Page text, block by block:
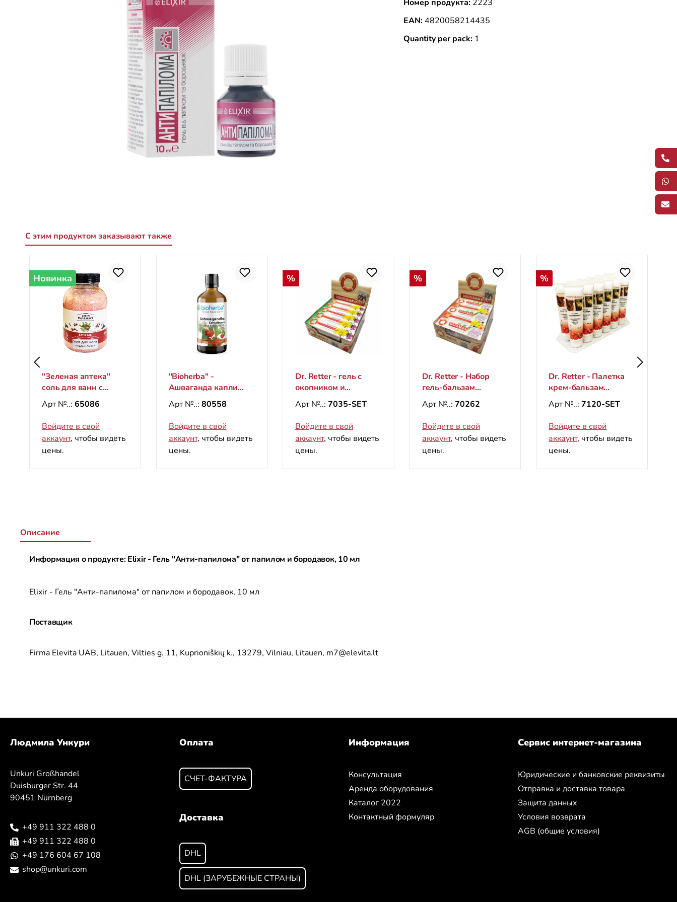
Номер продукта: 2223
EAN:4820058214435
Quantity per pack: 1
С этим продуктом заказывают также
Новинка
"Зеленая аптека"
соль для ванн с
сандаловым деревом
и пачули в банке с
крышкой, 1000 g
Арт №..: 65086
Войдите в свой
аккаунт, чтобы видеть
цены.
"Bioherba" -
Ашваганда капли
(ягоды для сна),
настойка 100 мл
Арт №..: 80558
Войдите в свой
аккаунт, чтобы видеть
цены.
Скидка
%
Dr. Retter - гель с
окопником и
арникой, 50 g
Арт №..:7035-SET
Войдите в свой
аккаунт, чтобы видеть
цены.
Скидка
%
Dr. Retter - Набор
гель-бальзам
"Горчичный"+крем
для массажа
"Разогревающий",
(5+5шт.) в картонном
дисплее
Арт №..: 70262
Войдите в свой
аккаунт, чтобы видеть
цены.
Скидка
%
Dr. Retter - Палетка
крем-бальзам
"Гусиный", 100 мл
Арт №..:7120-SET
Войдите в свой
аккаунт, чтобы видеть
цены.
Описание
Информация о продукте: Elixir - Гель "Анти-папилома" от папилом и бородавок, 10 мл
Elixir - Гель "Анти-папилома" от папилом и бородавок, 10 мл
Поставщик
Firma Elevita UAB, Litauen, Vilties g. 11, Kuprioniškių k., 13279, Vilniau, Litauen, m7@elevita.lt
Людмила Ункури
Unkuri Großhandel
Duisburger Str. 44
90451 Nürnberg
+49 911 322 488 0
+49 911 322 488 0
+49 176 604 67 108
shop@unkuri.com
Оплата
СЧЕТ-ФАКТУРА
Доставка
DHL
DHL (ЗАРУБЕЖНЫЕ СТРАНЫ)
Информация
Консультация
Аренда оборудования
Каталог 2022
Контактный формуляр
Сервис интернет-магазина
Юридические и банковские реквизиты
Отправка и доставка товара
Защита данных
Условия возврата
AGB (общие условия)